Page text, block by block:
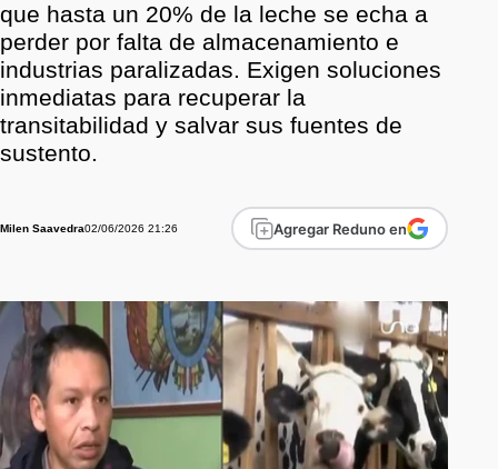
que hasta un 20% de la leche se echa a
perder por falta de almacenamiento e
industrias paralizadas. Exigen soluciones
inmediatas para recuperar la
transitabilidad y salvar sus fuentes de
sustento.
Milen Saavedra02/06/2026 21:26 Agregar Reduno en